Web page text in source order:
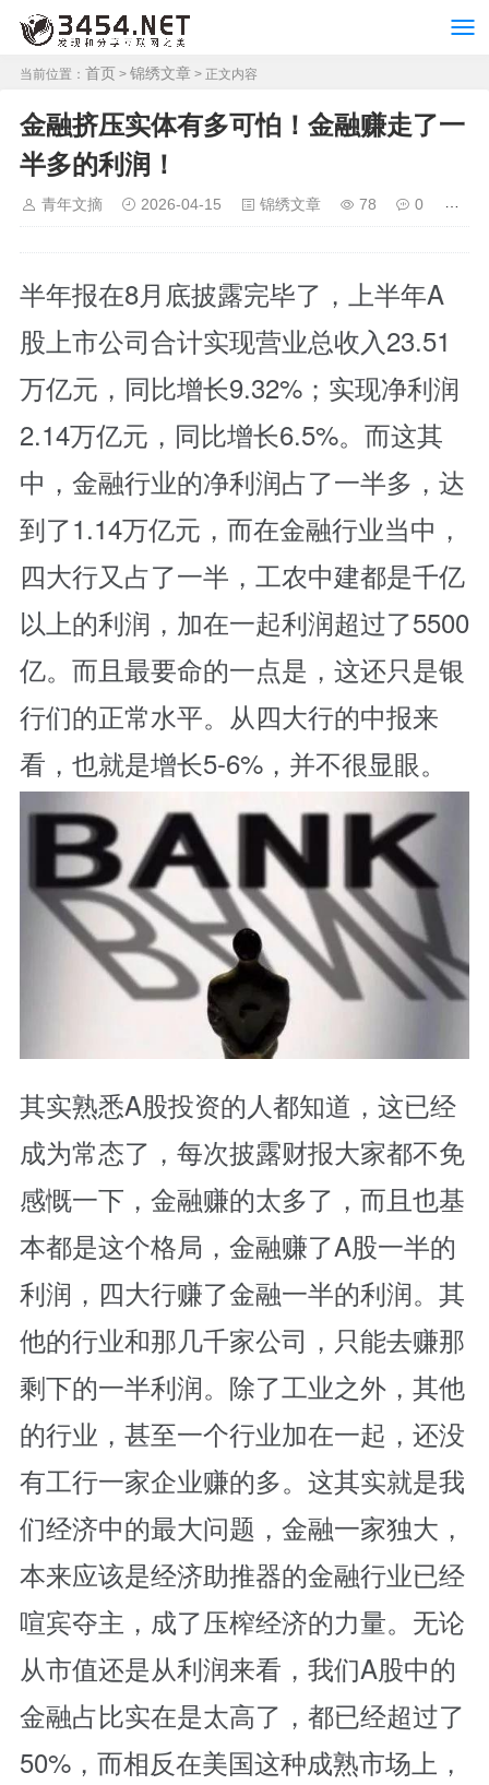
当前位置： 首页 > 锦绣文章 > 正文内容
金融挤压实体有多可怕！金融赚走了一
半多的利润！
青年文摘 2026-04-15 锦绣文章 78 0
半年报在8月底披露完毕了，上半年A
股上市公司合计实现营业总收入23.51
万亿元，同比增长9.32%；实现净利润
2.14万亿元，同比增长6.5%。而这其
中，金融行业的净利润占了一半多，达
到了1.14万亿元，而在金融行业当中，
四大行又占了一半，工农中建都是千亿
以上的利润，加在一起利润超过了5500
亿。而且最要命的一点是，这还只是银
行们的正常水平。从四大行的中报来
看，也就是增长5-6%，并不很显眼。
其实熟悉A股投资的人都知道，这已经
成为常态了，每次披露财报大家都不免
感慨一下，金融赚的太多了，而且也基
本都是这个格局，金融赚了A股一半的
利润，四大行赚了金融一半的利润。其
他的行业和那几千家公司，只能去赚那
剩下的一半利润。除了工业之外，其他
的行业，甚至一个行业加在一起，还没
有工行一家企业赚的多。这其实就是我
们经济中的最大问题，金融一家独大，
本来应该是经济助推器的金融行业已经
喧宾夺主，成了压榨经济的力量。无论
从市值还是从利润来看，我们A股中的
金融占比实在是太高了，都已经超过了
50%，而相反在美国这种成熟市场上，